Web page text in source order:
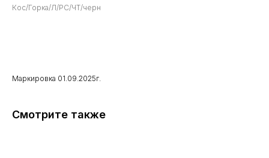
Кос/Горка/Л/РС/ЧТ/черн
Маркировка 01.09.2025г.
Смотрите также